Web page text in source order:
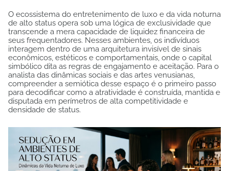
O ecossistema do entretenimento de luxo e da vida noturna
de alto status opera sob uma lógica de exclusividade que
transcende a mera capacidade de liquidez financeira de
seus frequentadores. Nesses ambientes, os indivíduos
interagem dentro de uma arquitetura invisível de sinais
econômicos, estéticos e comportamentais, onde o capital
simbólico dita as regras de engajamento e aceitação. Para o
analista das dinâmicas sociais e das artes venusianas,
compreender a semiótica desse espaço é o primeiro passo
para decodificar como a atratividade é construída, mantida e
disputada em perímetros de alta competitividade e
densidade de status.